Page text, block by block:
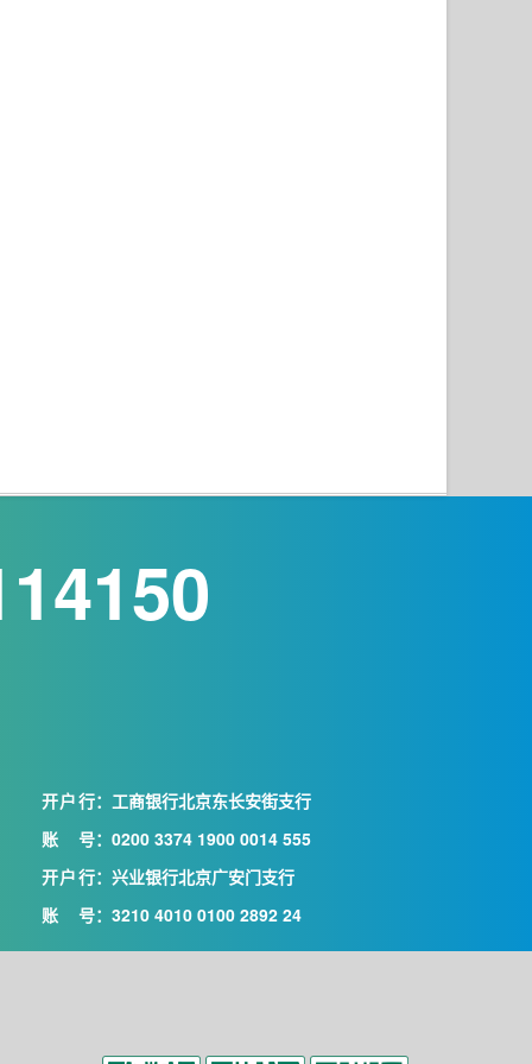
开户行：工商银行北京东长安街支行
账号：0200 3374 1900 0014 555
开户行：兴业银行北京广安门支行
账号：3210 4010 0100 2892 24